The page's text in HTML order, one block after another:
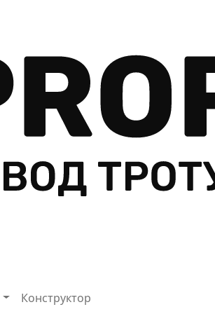
Конструктор